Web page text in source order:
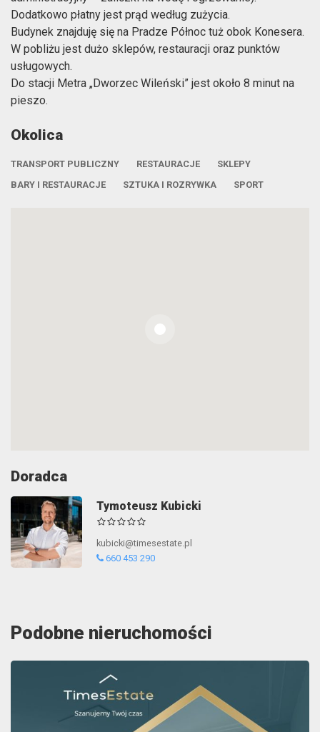
Dodatkowo płatny jest prąd według zużycia.
Budynek znajduję się na Pradze Północ tuż obok Konesera.
W pobliżu jest dużo sklepów, restauracji oraz punktów
usługowych.
Do stacji Metra „Dworzec Wileński” jest około 8 minut na
pieszo.
Okolica
TRANSPORT PUBLICZNY RESTAURACJE
SKLEPY
BARY I RESTAURACJE
SZTUKA I ROZRYWKA SPORT
Doradca
Tymoteusz Kubicki
kubicki@timesestate.pl
660 453 290
Podobne nieruchomości